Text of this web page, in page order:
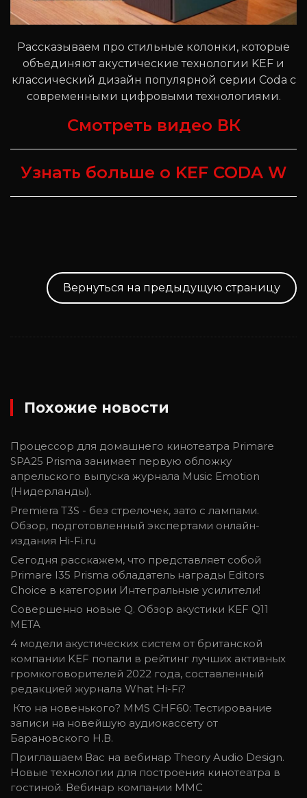
Рассказываем про стильные колонки, которые
объединяют акустические технологии KEF и
классический дизайн популярной серии Coda с
современными цифровыми технологиями.
Смотреть видео ВК
Узнать больше о KEF CODA W
Вернуться на предыдущую страницу
Похожие новости
Процессор для домашнего кинотеатра Primare
SPA25 Prisma занимает первую обложку
апрельского выпуска журнала Music Emotion
(Нидерланды).
Premiera T3S - без стрелочек, зато с лампами.
Обзор, подготовленный экспертами онлайн-
издания Hi-Fi.ru
Сегодня расскажем, что представляет собой
Primare I35 Prisma обладатель награды Editors
Choice в категории Интегральные усилители!
Совершенно новые Q. Обзор акустики KEF Q11
META
4 модели акустических систем от британской
компании KEF попали в рейтинг лучших активных
громкоговорителей 2022 года, составленный
редакцией журнала What Hi-Fi?
Кто на новенького? MMS CHF60: Тестирование
записи на новейшую аудиокассету от
Барановского Н.В.
Приглашаем Вас на вебинар Theory Audio Design.
Новые технологии для построения кинотеатра в
гостиной. Вебинар компании ММС